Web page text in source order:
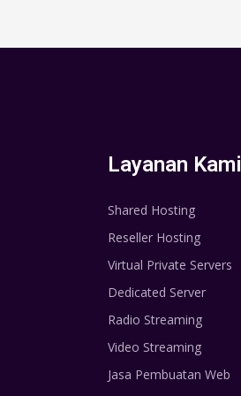
Layanan Kami
Shared Hosting
Reseller Hosting
Virtual Private Servers
Dedicated Server
Radio Streaming
Video Streaming
Jasa Pembuatan Web